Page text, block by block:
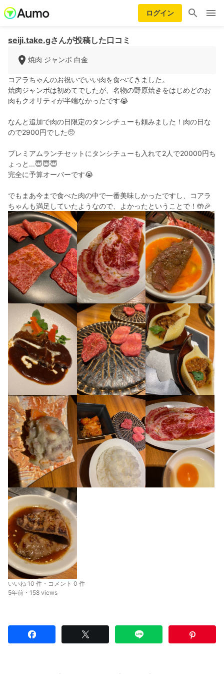
ログイン
seiji.take.gさんが投稿した口コミ
焼肉 ジャンボ 白金
コアラちゃんのお祝いでいい肉を食べてきました。
焼肉ジャンボは初めてでしたが、名物の野原焼きをはじめどのお
肉もクオリティが半端なかったです😭
なんと追加で肉の日限定のタンシチューも頼みました！肉の日な
ので2900円でした🥺
プレミアムランチセットにタンシチューも入れて2人で20000円ち
ょっと...😇😇😇
完全に予算オーバーです😭
でもまあ今まで食べた肉の中で一番美味しかったですし、コアラ
ちゃんも満足していたようなので、よかったということで！🤲🎉
いいね 10 件・コメント 0 件
5年前・158 views